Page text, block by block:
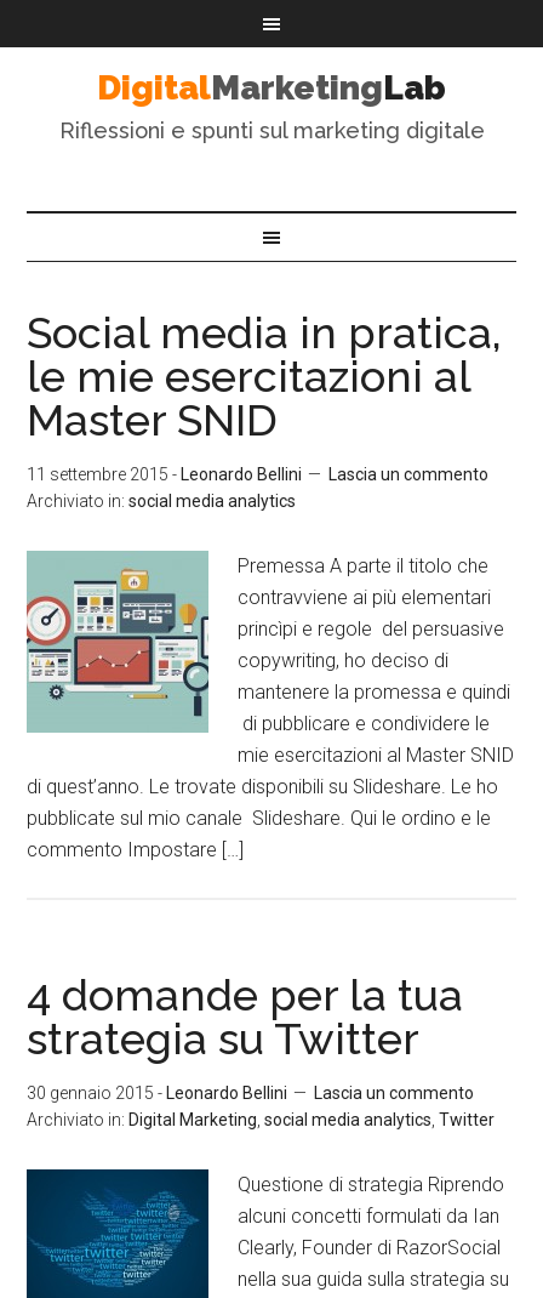
DigitalMarketingLab
Riflessioni e spunti sul marketing digitale
Social media in pratica,
le mie esercitazioni al
Master SNID
11 settembre 2015 - Leonardo Bellini
Lascia un commento
Archiviato in:social media analytics
Premessa A parte il titolo che
contravviene ai più elementari
princìpi e regole del persuasive
copywriting, ho deciso di
mantenere la promessa e quindi
di pubblicare e condividere le
mie esercitazioni al Master SNID
di quest’anno. Le trovate disponibili su Slideshare. Le ho
pubblicate sul mio canale Slideshare. Qui le ordino e le
commento Impostare […]
4 domande per la tua
strategia su Twitter
30 gennaio 2015 - Leonardo Bellini
Lascia un commento
Archiviato in: Digital Marketing ,social media analytics ,Twitter
Questione di strategia Riprendo
alcuni concetti formulati da Ian
Clearly, Founder di RazorSocial
nella sua guida sulla strategia su